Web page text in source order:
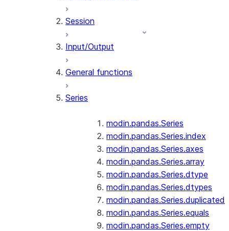
Session
Input/Output
General functions
Series
modin.pandas.Series
modin.pandas.Series.index
modin.pandas.Series.axes
modin.pandas.Series.array
modin.pandas.Series.dtype
modin.pandas.Series.dtypes
modin.pandas.Series.duplicated
modin.pandas.Series.equals
modin.pandas.Series.empty